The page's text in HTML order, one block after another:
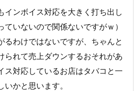
インボイス対応を大きく打ち出し
いないので関係ないですがｗ）
るわけではないですが、ちゃんと
られて売上ダウンするおそれがあ
ス対応しているお店はタバコと一
かと思います。